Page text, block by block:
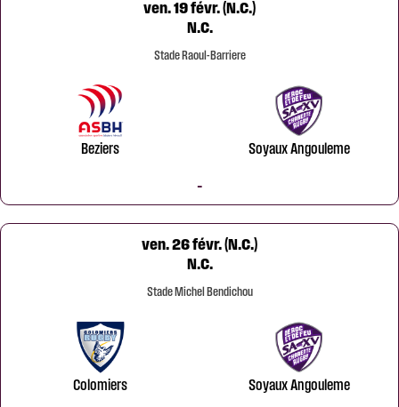
ven. 19 févr. (N.C.)
N.C.
Stade Raoul-Barriere
Beziers Soyaux Angouleme
-
ven. 26 févr. (N.C.)
N.C.
Stade Michel Bendichou
Colomiers Soyaux Angouleme